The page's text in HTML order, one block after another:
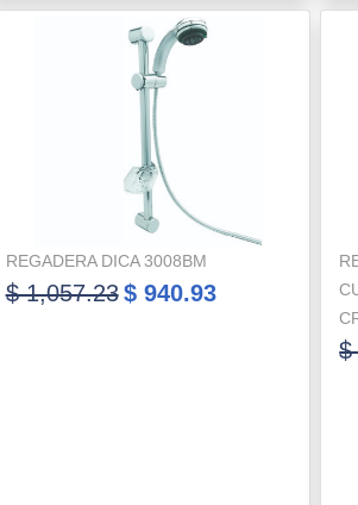
REGADERA DICA 3008BM
$ 1,057.23 $ 940.93
$